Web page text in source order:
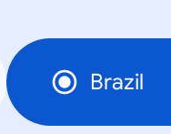
Brazil